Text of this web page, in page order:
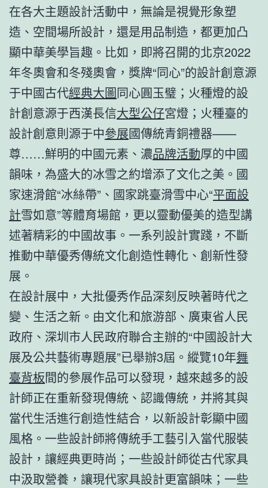
在各大主題設計活動中，無論是視覺形象塑
造、空間場所設計，還是用品制造，都更加凸
顯中華美學旨趣。比如，即將召開的北京2022
年冬奧會和冬殘奧會，獎牌“同心”的設計創意源
于中國古代經典大圖同心圓玉璧；火種燈的設
計創意源于西漢長信大型公仔宮燈；火種臺的
設計創意則源于中參展國傳統青銅禮器——
尊……鮮明的中國元素、濃品牌活動厚的中國
韻味，為盛大的冰雪之約增添了文化之美。國
家速滑館“冰絲帶”、國家跳臺滑雪中心“平面設
計雪如意”等體育場館，更以靈動優美的造型講
述著精彩的中國故事。一系列設計實踐，不斷
推動中華優秀傳統文化創造性轉化、創新性發
展。
在設計展中，大批優秀作品深刻反映著時代之
變、生活之新。由文化和旅游部、廣東省人民
政府、深圳市人民政府聯合主辦的“中國設計大
展及公共藝術專題展”已舉辦3屆。縱覽10年舞
臺背板間的參展作品可以發現，越來越多的設
計師正在重新發現傳統、認識傳統，并將其與
當代生活進行創造性結合，以新設計彰顯中國
風格。一些設計師將傳統手工藝引入當代服裝
設計，讓經典更時尚；一些設計師從古代家具
中汲取營養，讓現代家具設計更富韻味；一些